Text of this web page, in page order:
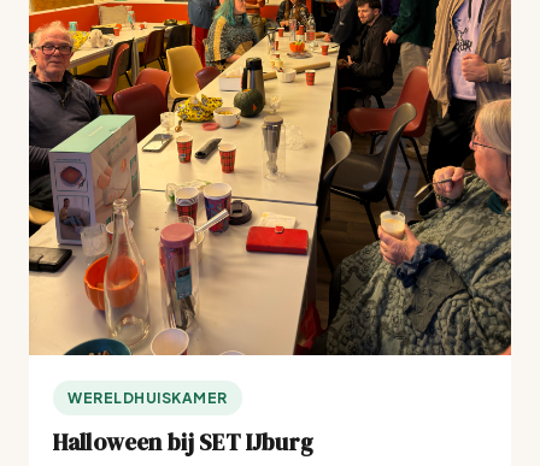
WERELDHUISKAMER
Halloween bij SET IJburg